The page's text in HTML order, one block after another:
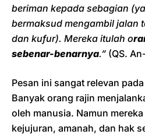
beriman kepada sebagian
bermaksud mengambil jalan
dan kufur). Mereka itulah o
sebenar-benarnya.” (QS.
Pesan ini sangat relevan
Banyak orang rajin
oleh manusia. Namun
kejujuran, amanah, dan hak